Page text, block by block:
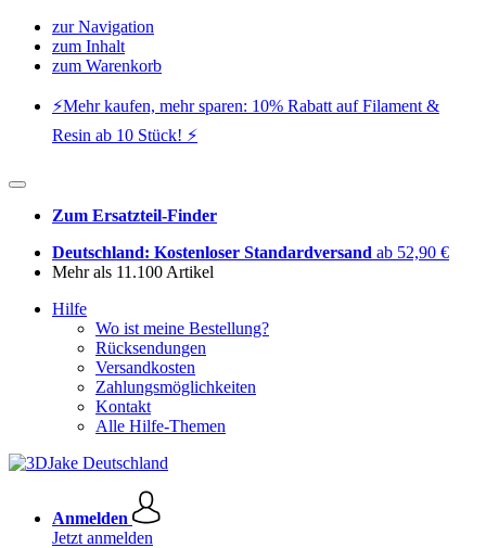
zur Navigation
zum Inhalt
zum Warenkorb
⚡️Mehr kaufen, mehr sparen: 10% Rabatt auf Filament &
Resin ab 10 Stück! ⚡️
Zum Ersatzteil-Finder
Deutschland: Kostenloser Standardversand ab 52,90 €
Mehr als 11.100 Artikel
Hilfe
Wo ist meine Bestellung?
Rücksendungen
Versandkosten
Zahlungsmöglichkeiten
Kontakt
Alle Hilfe-Themen
Anmelden
Jetzt anmelden